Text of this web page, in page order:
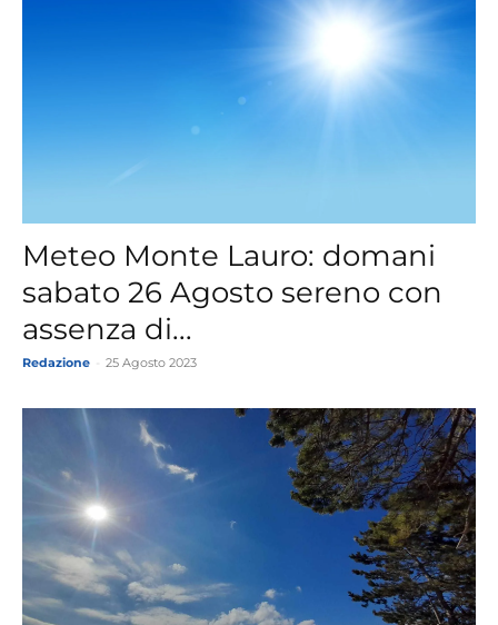
Meteo Monte Lauro: domani
sabato 26 Agosto sereno con
assenza di...
Redazione 25 Agosto 2023